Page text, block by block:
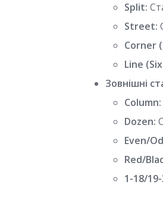
Split:
Street:
Corner
Line
Зовнішні
Column:
Dozen:
Even/
Red/
1-18/